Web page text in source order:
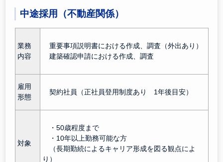
中途採用（不動産関係）
業務
内容
重要事項説明書における作成、調査（外出あり）
建築確認申請における作成、調査
雇用
形態
契約社員（正社員登用制度あり 1年後目安）
対象
・50歳程度まで
・10年以上勤務可能な方
（長期勤続によるキャリア形成を図る観点によ
り）